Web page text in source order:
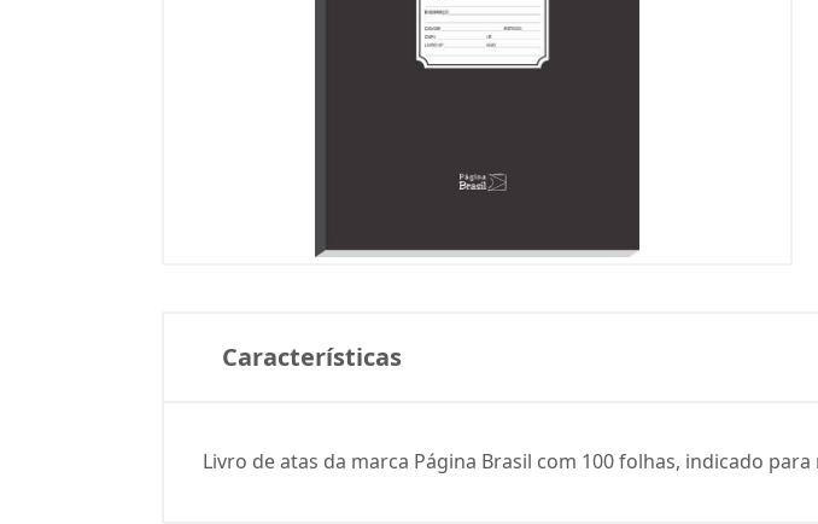
Características
Livro de atas da marca Página Brasil com 100 folhas, indicado